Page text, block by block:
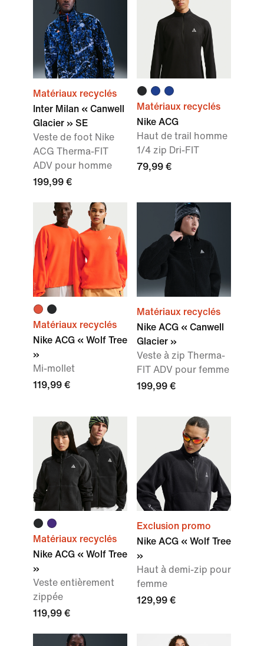
Matériaux recyclés
Inter Milan « Canwell
Glacier » SE
Veste de foot Nike
ACG Therma-FIT
ADV pour homme
199,99 €
Matériaux recyclés
Nike ACG
Haut de trail homme
1/4 zip Dri-FIT
79,99 €
Matériaux recyclés
Nike ACG « Wolf Tree
»
Mi-mollet
119,99 €
Matériaux recyclés
Nike ACG « Canwell
Glacier »
Veste à zip Therma-
FIT ADV pour femme
199,99 €
Matériaux recyclés
Nike ACG « Wolf Tree
»
Veste entièrement
zippée
119,99 €
Exclusion promo
Nike ACG « Wolf Tree
»
Haut à demi-zip pour
femme
129,99 €